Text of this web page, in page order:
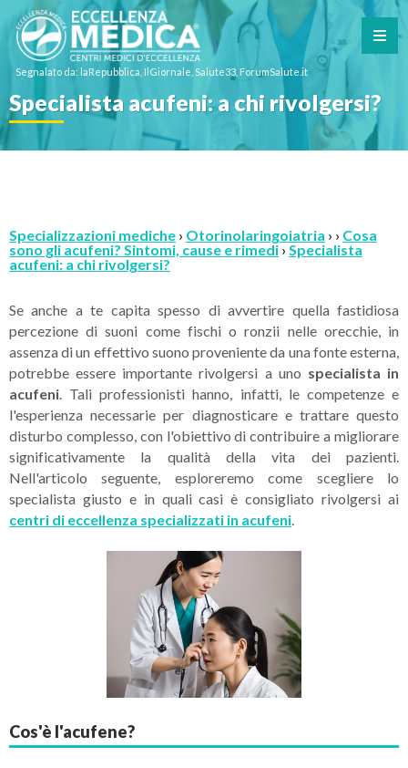
Segnalato da: laRepubblica, IlGiornale, Salute33, ForumSalute.it
Specialista acufeni: a chi rivolgersi?
Specializzazioni mediche › Otorinolaringoiatria › › Cosa
sono gli acufeni? Sintomi, cause e rimedi › Specialista
acufeni: a chi rivolgersi?
Se anche a te capita spesso di avvertire quella fastidiosa
percezione di suoni come fischi o ronzii nelle orecchie, in
assenza di un effettivo suono proveniente da una fonte esterna,
potrebbe essere importante rivolgersi a uno specialista in
acufeni. Tali professionisti hanno, infatti, le competenze e
l'esperienza necessarie per diagnosticare e trattare questo
disturbo complesso, con l'obiettivo di contribuire a migliorare
significativamente la qualità della vita dei pazienti.
Nell'articolo seguente, esploreremo come scegliere lo
specialista giusto e in quali casi è consigliato rivolgersi ai
centri di eccellenza specializzati in acufeni.
Cos'è l'acufene?